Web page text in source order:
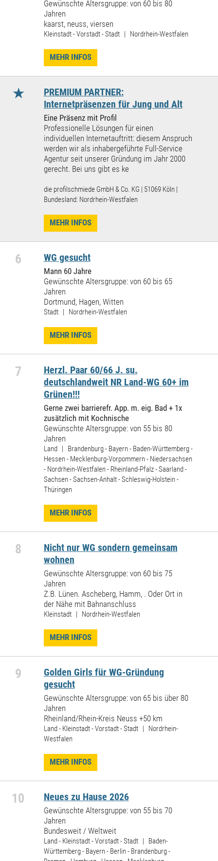
Gewünschte Altersgruppe: von 60 bis 80
Jahren
kaarst, neuss, viersen
Kleinstadt - Vorstadt - Stadt | Nordrhein-Westfalen
MEHR INFOS
★
PREMIUM PARTNER:
Internetpräsenzen für Jung und Alt
Eine Präsenz mit Profil
Professionelle Lösungen für einen
individuellen Internetauftritt: diesem Anspruch
werden wir als inhabergeführte Full-Service
Agentur seit unserer Gründung im Jahr 2000
gerecht. Bei uns gibt es ke
die profilschmiede GmbH & Co. KG | 51069 Köln |
Bundesland: Nordrhein-Westfalen
MEHR INFOS
6 WG gesucht
Mann 60 Jahre
Gewünschte Altersgruppe: von 60 bis 65
Jahren
Dortmund, Hagen, Witten
Stadt | Nordrhein-Westfalen
MEHR INFOS
7
Herzl. Paar 60/66 J. su.
deutschlandweit NR Land-WG 60+ im
Grünen!!!
Gerne zwei barrierefr. App. m. eig. Bad + 1x
zusätzlich mit Kochnische
Gewünschte Altersgruppe: von 55 bis 80
Jahren
Land | Brandenburg - Bayern - Baden-Württemberg -
Hessen - Mecklenburg-Vorpommern - Niedersachsen
- Nordrhein-Westfalen - Rheinland-Pfalz - Saarland -
Sachsen - Sachsen-Anhalt - Schleswig-Holstein -
Thüringen
MEHR INFOS
8
Nicht nur WG sondern gemeinsam
wohnen
Gewünschte Altersgruppe: von 60 bis 75
Jahren
Z.B. Lünen. Ascheberg, Hamm, . Oder Ort in
der Nähe mit Bahnanschluss
Kleinstadt | Nordrhein-Westfalen
MEHR INFOS
9
Golden Girls für WG-Gründung
gesucht
Gewünschte Altersgruppe: von 65 bis über 80
Jahren
Rheinland/Rhein-Kreis Neuss +50 km
Land - Kleinstadt - Vorstadt - Stadt | Nordrhein-
Westfalen
MEHR INFOS
10 Neues zu Hause 2026
Gewünschte Altersgruppe: von 55 bis 70
Jahren
Bundesweit / Weltweit
Land - Kleinstadt - Vorstadt - Stadt | Baden-
Württemberg - Bayern - Berlin - Brandenburg -